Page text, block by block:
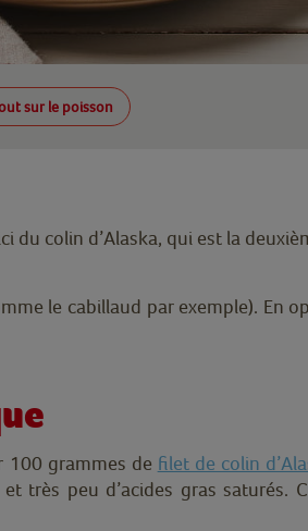
sur le poisson
colin d’Alaska, qui est la
le cabillaud par exemple). En
100 grammes de filet de colin
peu d’acides gras saturés.